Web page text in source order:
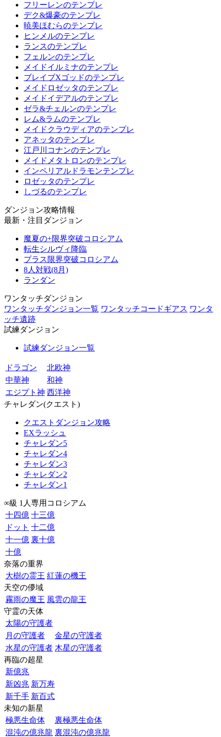
フリーレンのテンプレ
デク&爆豪のテンプレ
暁美ほむらのテンプレ
ヒンメルのテンプレ
ランスのテンプレ
フェルンのテンプレ
メイドイルミナのテンプレ
ブレイブXゴッドのテンプレ
メイドロゼッタのテンプレ
メイドイデアルのテンプレ
ゼラ&チェルンのテンプレ
レム&ラムのテンプレ
メイドクラウディアのテンプレ
アネッタのテンプレ
江戸川コナンのテンプレ
メイドメタトロンのテンプレ
インペリアルドラモンテンプレ
ロゼッタのテンプレ
しづるのテンプレ
ダンジョン攻略情報
最新・注目ダンジョン
魔夏の+限界突破コロシアム
転生シルヴィ降臨
プラス限界突破コロシアム
8人対戦(8月)
ランダン
ワンタッチダンジョン
ワンタッチダンジョン一覧 ワンタッチコードギアス ワンタ
ッチ遺跡
試練ダンジョン
試練ダンジョン一覧
ドラゴン
北欧神
中華神
和神
エジプト神 西洋神
チャレダン(クエスト)
クエストダンジョン攻略
EXラッシュ
チャレダン5
チャレダン4
チャレダン3
チャレダン2
チャレダン1
∞級 1人専用コロシアム
十四億 十三億
ドット 十二億
十一億 裏十億
十億
奈落の重界
大樹の霊王 紅蓮の機王
天空の儚域
霧雨の魔王 風雲の龍王
守霊の天体
太陽の守護者
月の守護者
金星の守護者
水星の守護者 木星の守護者
再臨の超星
新億兆
新凶兆 新万寿
新千手 新百式
未知の新星
極悪生命体
裏極悪生命体
混沌の億兆龍 裏混沌の億兆龍